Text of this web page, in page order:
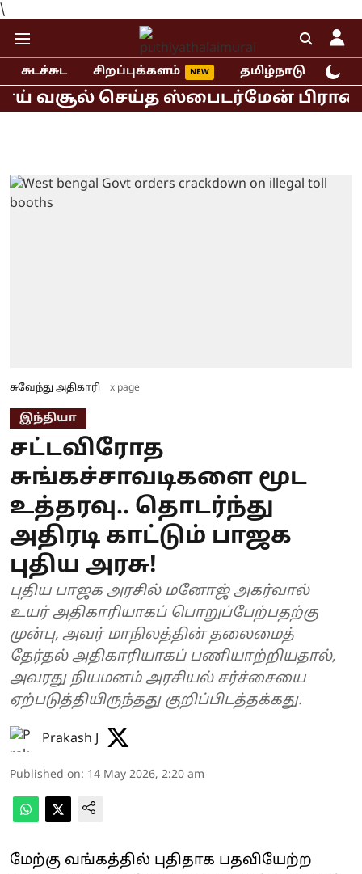
\
சுடச்சுட சிறப்புக்களம் தமிழ்நாடு
வசூல் செய்த ஸ்பைடர்மேன் பிராண்ட்
சுவேந்து அதிகாரி x page
இந்தியா
சட்டவிரோத
சுங்கச்சாவடிகளை மூட
உத்தரவு.. தொடர்ந்து
அதிரடி காட்டும் பாஜக
புதிய அரசு!
புதிய பாஜக அரசில் மனோஜ் அகர்வால்
உயர் அதிகாரியாகப் பொறுப்பேற்பதற்கு
முன்பு, அவர் மாநிலத்தின் தலைமைத்
தேர்தல் அதிகாரியாகப் பணியாற்றியதால்,
அவரது நியமனம் அரசியல் சர்ச்சையை
ஏற்படுத்தியிருந்தது குறிப்பிடத்தக்கது.
Prakash J
Published on: 14 May 2026, 2:20 am
மேற்கு வங்கத்தில் புதிதாக பதவியேற்ற